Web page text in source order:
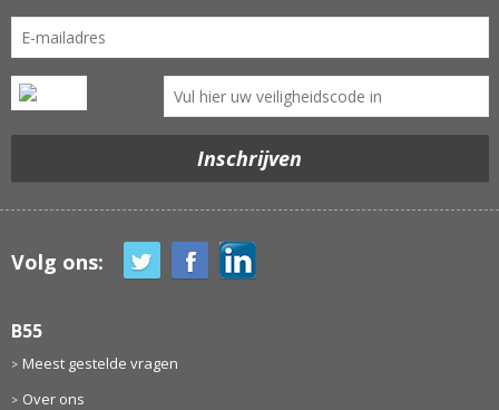
Volg ons:
B55
Meest gestelde vragen
Over ons